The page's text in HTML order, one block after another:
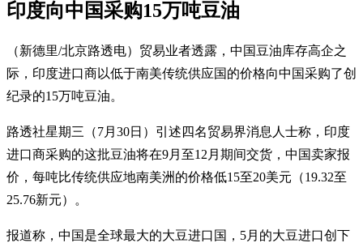
印度向中国采购15万吨豆油
（新德里/北京路透电）贸易业者透露，中国豆油库存高企之
际，印度进口商以低于南美传统供应国的价格向中国采购了创
纪录的15万吨豆油。
路透社星期三（7月30日）引述四名贸易界消息人士称，印度
进口商采购的这批豆油将在9月至12月期间交货，中国卖家报
价，每吨比传统供应地南美洲的价格低15至20美元（19.32至
25.76新元）。
报道称，中国是全球最大的大豆进口国，5月的大豆进口创下